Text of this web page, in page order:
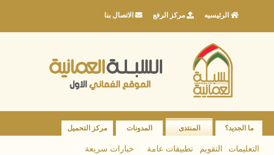
الرئيسيه مركز الرفع الاتصال بنا
ما الجديد؟ المنتدى
التعليمات التقويم تطبيقات عامة خيارات سريعة
المدونات مركز التحميل